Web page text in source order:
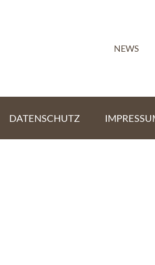
NEWS
DATENSCHUTZ